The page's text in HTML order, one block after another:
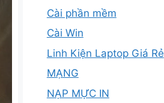
Cài phần mềm
Cài Win
Linh Kiện Laptop Giá Rẻ
MẠNG
NẠP MỰC IN